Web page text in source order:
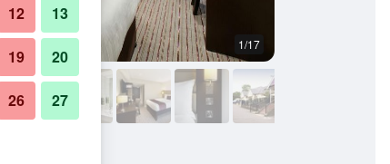
1/17
12 13
19 20
26 27